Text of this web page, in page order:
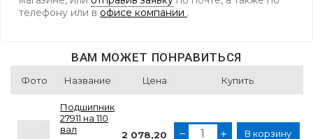
телефону или в офисе компании .
ВАМ МОЖЕТ ПОНРАВИТЬСЯ
Фото Название Цена Купить
Подшипник
27911 на 110
вал
2 078,20 В корзину